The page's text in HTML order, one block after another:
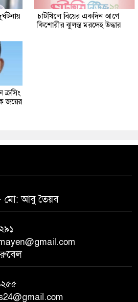
চাটখিলে বিয়ের একদিন আগে
কিশোরীর ঝুলন্ত মরদেহ উদ্ধার
ক্রসিং
জয়ের
মো: আবু‌ তৈয়ব
রু‌বেল